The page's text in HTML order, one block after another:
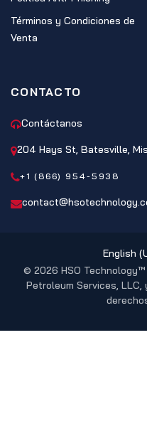
Términos y Condiciones de
Venta
CONTACTO
Contáctanos
204 Hays St, Batesville,
+1 (866) 954-5938
© 2026 HSO Technology™
Petroleum Services, LLC,
English